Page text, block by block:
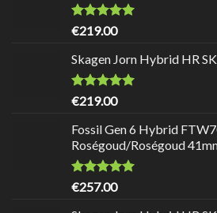
Waardering
€219.00
Skagen Jorn Hybrid HR
Waardering
€219.00
Fossil Gen 6 Hybrid
Roségoud/Roségoud
Waardering
€257.00